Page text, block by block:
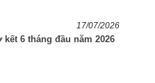
17/07/2026
kết 6 tháng đầu năm 2026